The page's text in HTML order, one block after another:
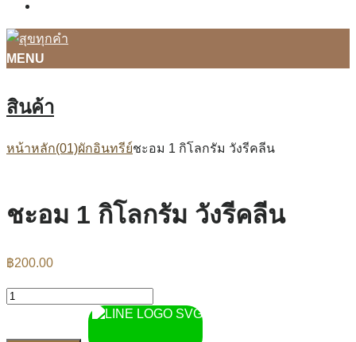
MENU
สินค้า
หน้าหลัก(01)ผักอินทรีย์ชะอม 1 กิโลกรัม วังรีคลีน
ชะอม 1 กิโลกรัม วังรีคลีน
฿200.00